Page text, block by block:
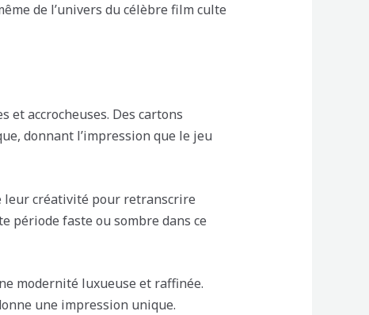
de l’univers du célèbre film culte
et accrocheuses. Des cartons
donnant l’impression que le jeu
leur créativité pour retranscrire
période faste ou sombre dans ce
modernité luxueuse et raffinée.
une impression unique.